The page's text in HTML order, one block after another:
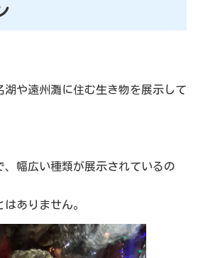
湖や遠州灘に住む生き物を展示して
、幅広い種類が展示されているの
ありません。